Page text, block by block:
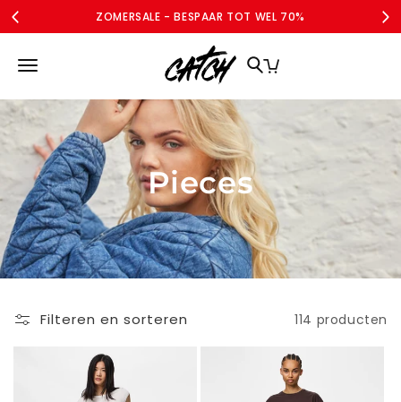
content
ZOMERSALE - BESPAAR TOT WEL 70%
MERKEN
SALE
ACCOUNT
Pieces
Filteren en sorteren 114 producten